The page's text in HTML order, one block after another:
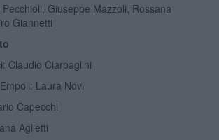
Giuseppe Mazzoli, Rossana
Giannetti
Claudio Ciarpaglini
Laura Novi
Capecchi
Aglietti